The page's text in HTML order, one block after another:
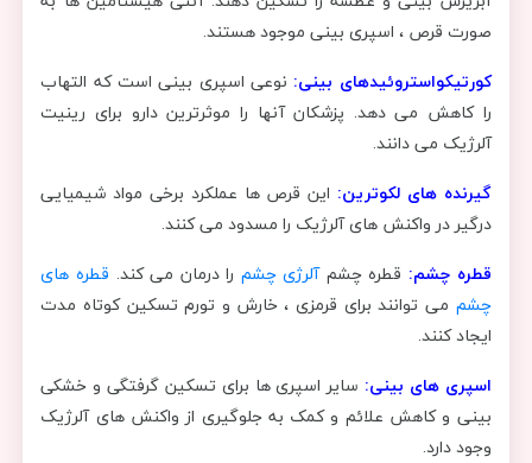
صورت قرص ، اسپری بینی موجود هستند.
کورتیکواستروئیدهای بینی: نوعی اسپری بینی است که التهاب
را کاهش می دهد. پزشکان آنها را موثرترین دارو برای رینیت
آلرژیک می دانند.
گیرنده های لکوترین: این قرص ها عملکرد برخی مواد شیمیایی
درگیر در واکنش های آلرژیک را مسدود می کنند.
قطره چشم: قطره چشمآلرژی چشم را درمان می کند. قطره های
چشم می توانند برای قرمزی ، خارش و تورم تسکین کوتاه مدت
ایجاد کنند.
اسپری های بینی: سایر اسپری ها برای تسکین گرفتگی و خشکی
بینی و کاهش علائم و کمک به جلوگیری از واکنش های آلرژیک
وجود دارد.